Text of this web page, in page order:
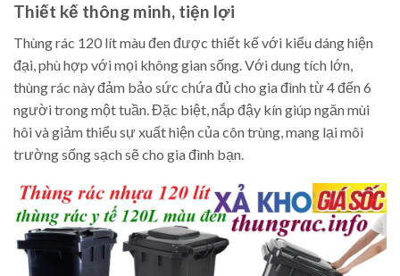
Thiết kế thông minh, tiện lợi
Thùng rác 120 lít màu đen được thiết kế với kiểu dáng hiện
đại, phù hợp với mọi không gian sống. Với dung tích lớn,
thùng rác này đảm bảo sức chứa đủ cho gia đình từ 4 đến 6
người trong một tuần. Đặc biệt, nắp đậy kín giúp ngăn mùi
hôi và giảm thiểu sự xuất hiện của côn trùng, mang lại môi
trường sống sạch sẽ cho gia đình bạn.